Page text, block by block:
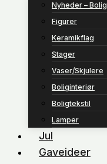
Nyheder – Bolig
Figurer
Keramikflag
Stager
Vaser/Skjulere
Boliginteriør
Boligtekstil
Lamper
Jul
Gaveideer